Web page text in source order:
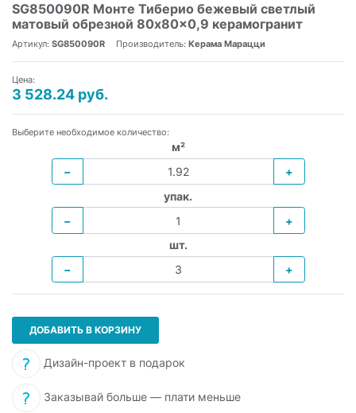
SG850090R Монте Тиберио бежевый светлый
матовый обрезной 80x80x0,9 керамогранит
Артикул: SG850090R Производитель: Керама Марацци
Цена:
3 528.24 руб.
Выберите необходимое количество:
м²
−
+
упак.
−
+
шт.
−
+
ДОБАВИТЬ В КОРЗИНУ
Дизайн-проект в подарок
Заказывай больше — плати меньше